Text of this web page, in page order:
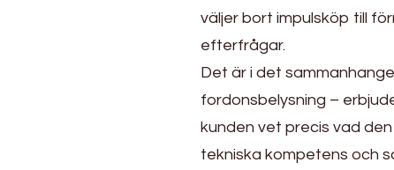
väljer bort impulsköp till
efterfrågar.
Det är i det
fordonsbelysning –
kunden vet precis vad
tekniska kompetens och